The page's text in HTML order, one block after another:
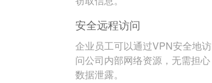
安全远程访问
企业员工可以通过VPN安全地访
问公司内部网络资源，无需担心
数据泄露。